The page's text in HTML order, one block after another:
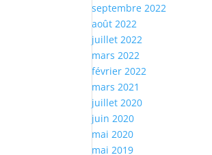
septembre 2022
août 2022
juillet 2022
mars 2022
février 2022
mars 2021
juillet 2020
juin 2020
mai 2020
mai 2019